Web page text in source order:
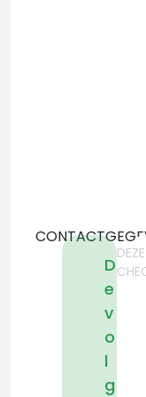
D
e
v
o
l
g
DEZE